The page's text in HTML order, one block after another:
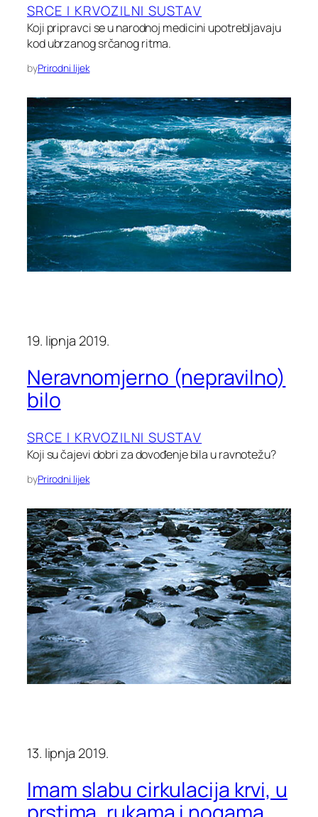
SRCE I KRVOZILNI SUSTAV
Koji pripravci se u narodnoj medicini upotrebljavaju
kod ubrzanog srčanog ritma.
byPrirodni lijek
19. lipnja 2019.
Neravnomjerno (nepravilno)
bilo
SRCE I KRVOZILNI SUSTAV
Koji su čajevi dobri za dovođenje bila u ravnotežu?
byPrirodni lijek
13. lipnja 2019.
Imam slabu cirkulacija krvi, u